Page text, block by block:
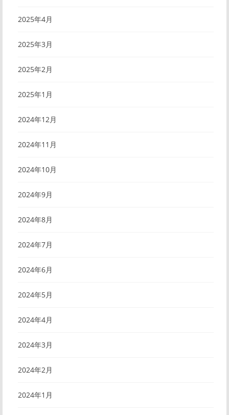
2025年4月
2025年3月
2025年2月
2025年1月
2024年12月
2024年11月
2024年10月
2024年9月
2024年8月
2024年7月
2024年6月
2024年5月
2024年4月
2024年3月
2024年2月
2024年1月